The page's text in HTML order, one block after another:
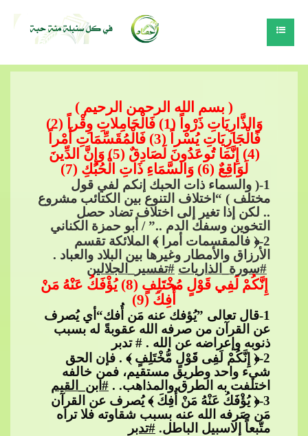
( بسم الله الرحمن الرحيم )
وَالذَّارِيَاتِ ذَرْواً (1) فَالْحَامِلاتِ وِقْراً (2)
فَالْجَارِيَاتِ يُسْراً (3) فَالْمُقَسِّمَاتِ أَمْراً
(4) إِنَّمَا تُوعَدُونَ لَصَادِقٌ (5) وَإِنَّ الدِّينَ
لَوَاقِعٌ (6) وَالسَّمَاءِ ذَاتِ الْحُبُكِ (7)
1-( والسماء ذات الحبك إنكم لفي قول
مختلف ) “اختلاف التنوع بين الكتائب مشروع
.. لكن إذا تغير إلى اختلاف تضاد حصل
التخوين وسفك الدم ..” / أبو حمزة الكناني
2-﴿ فالمقسمات أمرا ﴾ الملائكة تقسم
الأرزاق والأمطار وغيرها بين البلاد والعباد .​​
#سورة_الذاريات #تفسير_الجلالين
إِنَّكُمْ لَفِي قَوْلٍ مُخْتَلِفٍ (8) يُؤْفَكُ عَنْهُ مَنْ
أُفِكَ (9)
1-قال تعالى ”يُؤفك عنه مَن أُفك“أي يُصرف
عن القرآن من صرفه الله عقوبةً له بسبب
ذنوبه وإعراضه عن الله . # تدبر
2-﴿ إِنَّكُمْ لَفِى قَوْلٍ مُّخْتَلِفٍ ﴾ . فإن الحق
شيء واحد وطريق مستقيم، فمن خالفه
اختلفت به الطرق والمذاهب. .​​ #ابن_القيم
3-﴿ يُؤْفَكُ عَنْهُ مَنْ أُفِكَ ﴾ يُصرف عن القرآن
مَن صَرفه الله عنه بسبب شقاوته فلا تراه
متّبعاً إلاسبيل الباطل.​​ #تدبر